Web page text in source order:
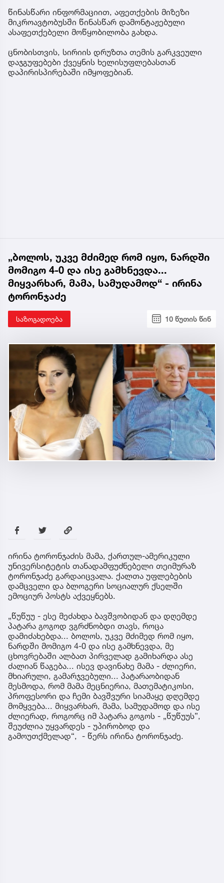
წინასწარი ინფორმაციით, აფეთქების მიზეზი
მიკროავტობუსში წინასწარ დამონტაჟებული
ასაფეთქებელი მოწყობილობა გახდა.
ცნობისთვის, სირიის დრუზთა თემის გარკვეული
დაჯგუფებები ქვეყნის ხელისუფლებასთან
დაპირისპირებაში იმყოფებიან.
„ბოლოს, უკვე მძიმედ რომ იყო, ნარდში
მომიგო 4-0 და ისე გამხნევდა...
მიყვარხარ, მამა, სამუდამოდ“ - ირინა
ტორონჯაძე
საზოგადოება 10 წუთის წინ
ირინა ტორონჯაძის მამა, ქართულ-ამერიკული
უნივერსიტეტის თანადამფუძნებელი თეიმურაზ
ტორონჯაძე გარდაიცვალა. ქალთა უფლებების
დამცველი და ბლოგერი სოციალურ ქსელში
ემოციურ პოსტს აქვეყნებს.
„წუწუუ - ესე მეძახდა ბავშვობიდან და დღემდე
პატარა გოგოდ ვგრძნობდი თავს, როცა
დამიძახებდა... ბოლოს, უკვე მძიმედ რომ იყო,
ნარდში მომიგო 4-0 და ისე გამხნევდა, მე
ცხოვრებაში ალბათ პირველად გამიხარდა ასე
ძალიან წაგება... ისევ დავინახე მამა - ძლიერი,
მხიარული, გამარჯვებული... პატარაობიდან
მესმოდა, რომ მამა მეცნიერია, მათემატიკოსი,
პროფესორი და ჩემი ბავშვური სიამაყე დღემდე
მომყვება... მიყვარხარ, მამა, სამუდამოდ და ისე
ძლიერად, როგორც იმ პატარა გოგოს - „წუწუუს”,
შეუძლია უყვარდეს - უპირობოდ და
გამოუთქმელად“, - წერს ირინა ტორონჯაძე.